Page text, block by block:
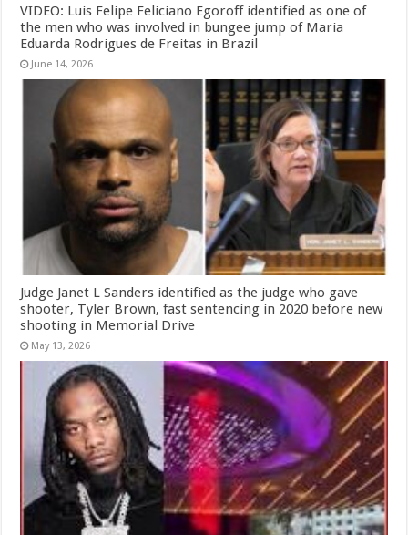
VIDEO: Luis Felipe Feliciano Egoroff identified as one of
the men who was involved in bungee jump of Maria
Eduarda Rodrigues de Freitas in Brazil
June 14, 2026
Judge Janet L Sanders identified as the judge who gave
shooter, Tyler Brown, fast sentencing in 2020 before new
shooting in Memorial Drive
May 13, 2026